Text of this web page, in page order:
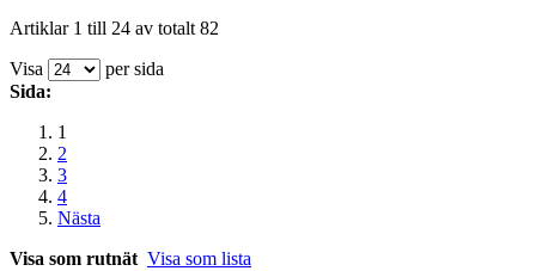
Artiklar 1 till 24 av totalt 82
Visa
per sida
Sida:
1
2
3
4
Nästa
Visa som rutnät Visa som lista